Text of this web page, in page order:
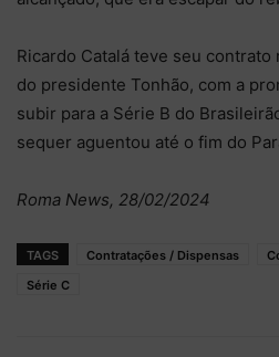
Ricardo Catalá teve seu contrato
do presidente Tonhão, com a
subir para a Série B do
sequer aguentou até o fim do
Roma News, 28/02/2024
TAGS Contratações / Dispensas
Série C